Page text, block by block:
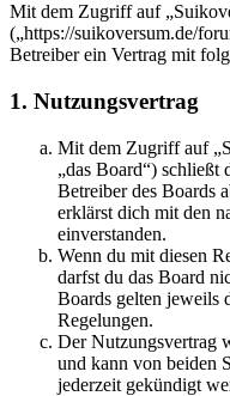
Mit dem Zugriff auf
(„https://suikoversum.de/
Betreiber ein Vertrag mit
1. Nutzungsvertrag
Mit dem Zugriff auf
„das Board“) schließt
Betreiber des Boards
erklärst dich mit den
einverstanden.
Wenn du mit diesen
darfst du das Board
Boards gelten jeweils
Regelungen.
Der Nutzungsvertrag
und kann von beiden
jederzeit gekündigt